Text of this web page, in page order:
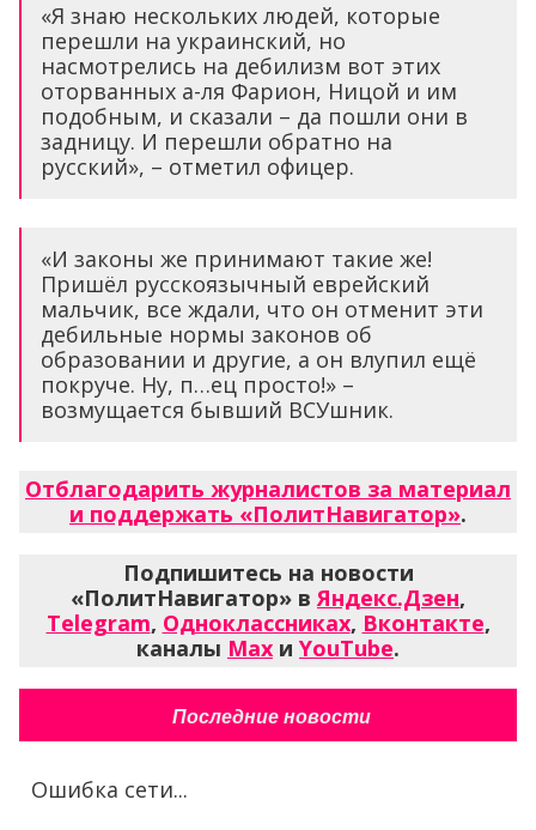
«Я знаю нескольких людей, которые
перешли на украинский, но
насмотрелись на дебилизм вот этих
оторванных а-ля Фарион, Ницой и им
подобным, и сказали – да пошли они в
задницу. И перешли обратно на
русский», – отметил офицер.
«И законы же принимают такие же!
Пришёл русскоязычный еврейский
мальчик, все ждали, что он отменит эти
дебильные нормы законов об
образовании и другие, а он влупил ещё
покруче. Ну, п…ец просто!» –
возмущается бывший ВСУшник.
Отблагодарить журналистов за материал
и поддержать «ПолитНавигатор».
Подпишитесь на новости
«ПолитНавигатор» вЯндекс.Дзен,
Telegram, Одноклассниках, Вконтакте,
каналы Max и YouTube.
Последние новости
Ошибка сети...